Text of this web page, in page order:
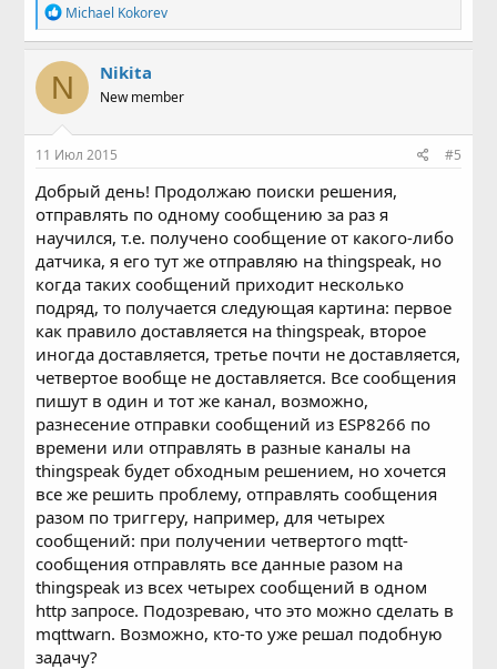
Р
е
а
к
ц
и
и
:
Michael Kokorev
N Nikita
New member
11 Июл 2015 #5
Добрый день! Продолжаю поиски решения,
отправлять по одному сообщению за раз я
научился, т.е. получено сообщение от какого-либо
датчика, я его тут же отправляю на thingspeak, но
когда таких сообщений приходит несколько
подряд, то получается следующая картина: первое
как правило доставляется на thingspeak, второе
иногда доставляется, третье почти не доставляется,
четвертое вообще не доставляется. Все сообщения
пишут в один и тот же канал, возможно,
разнесение отправки сообщений из ESP8266 по
времени или отправлять в разные каналы на
thingspeak будет обходным решением, но хочется
все же решить проблему, отправлять сообщения
разом по триггеру, например, для четырех
сообщений: при получении четвертого mqtt-
сообщения отправлять все данные разом на
thingspeak из всех четырех сообщений в одном
http запросе. Подозреваю, что это можно сделать в
mqttwarn. Возможно, кто-то уже решал подобную
задачу?